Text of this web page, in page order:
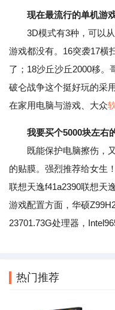
现在最流行的单机游
3D模式有3种，可以从
游戏都没有。16突袭17横
了；18沙丘沙丘2000移
破仑战争这个挺好玩的采
在家用电脑与游戏、大众
我要买个5000块左右
既能保护电脑擦伤，又
的贴膜。强烈推荐给女生
联想天逸f41a2390联想天
游戏配置方面，华硕
23701.73G处理器，
热门推荐